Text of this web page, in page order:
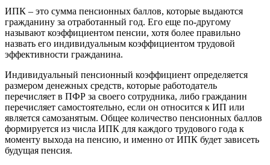
ИПК – это сумма пенсионных баллов, которые выдаются
гражданину за отработанный год. Его еще по-другому
называют коэффициентом пенсии, хотя более правильно
назвать его индивидуальным коэффициентом трудовой
эффективности гражданина.
Индивидуальный пенсионный коэффициент определяется
размером денежных средств, которые работодатель
перечисляет в ПФР за своего сотрудника, либо гражданин
перечисляет самостоятельно, если он относится к ИП или
является самозанятым. Общее количество пенсионных баллов
формируется из числа ИПК для каждого трудового года к
моменту выхода на пенсию, и именно от ИПК будет зависеть
будущая пенсия.